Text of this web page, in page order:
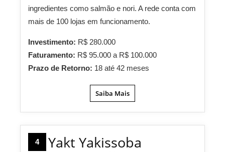
ingredientes como salmão e nori. A rede conta com
mais de 100 lojas em funcionamento.
Investimento: R$ 280.000
Faturamento: R$ 95.000 a R$ 100.000
Prazo de Retorno: 18 até 42 meses
Saiba Mais
4 Yakt Yakissoba